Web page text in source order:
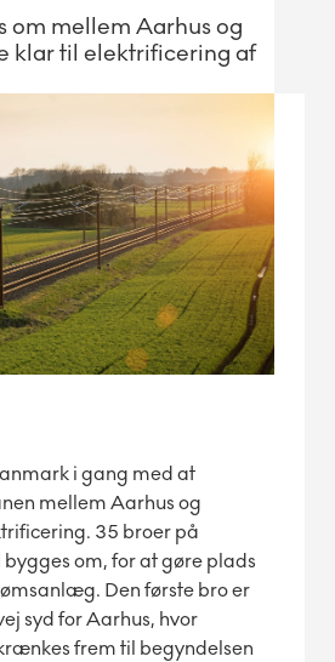
om mellem Aarhus og
klar til elektrificering af
i gang med at
mellem Aarhus og
35 broer på
om, for at gøre plads
Den første bro er
syd for Aarhus, hvor
frem til begyndelsen